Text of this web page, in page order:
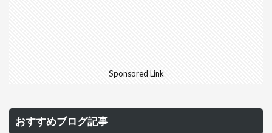
Sponsored Link
おすすめブログ記事